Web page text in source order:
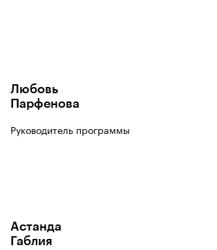
Любовь
Парфенова
Руководитель программы
Астанда
Габлия